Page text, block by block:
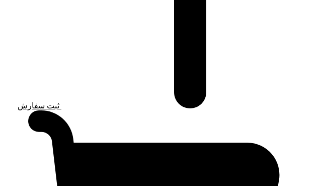
ثبت سفارش